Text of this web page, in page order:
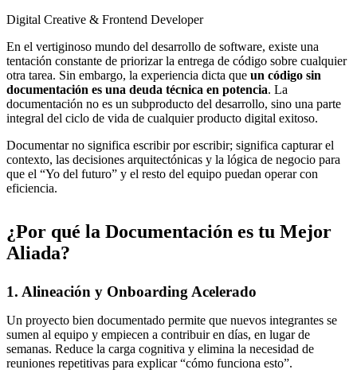
Digital Creative & Frontend Developer
En el vertiginoso mundo del desarrollo de software, existe una
tentación constante de priorizar la entrega de código sobre cualquier
otra tarea. Sin embargo, la experiencia dicta que un código sin
documentación es una deuda técnica en potencia. La
documentación no es un subproducto del desarrollo, sino una parte
integral del ciclo de vida de cualquier producto digital exitoso.
Documentar no significa escribir por escribir; significa capturar el
contexto, las decisiones arquitectónicas y la lógica de negocio para
que el “Yo del futuro” y el resto del equipo puedan operar con
eficiencia.
¿Por qué la Documentación es tu Mejor
Aliada?
1. Alineación y Onboarding Acelerado
Un proyecto bien documentado permite que nuevos integrantes se
sumen al equipo y empiecen a contribuir en días, en lugar de
semanas. Reduce la carga cognitiva y elimina la necesidad de
reuniones repetitivas para explicar “cómo funciona esto”.